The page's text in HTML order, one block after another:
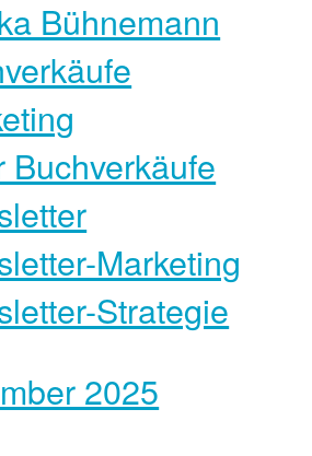
Bühnemann
Buchverkäufe
Marketing
Strategie
2025